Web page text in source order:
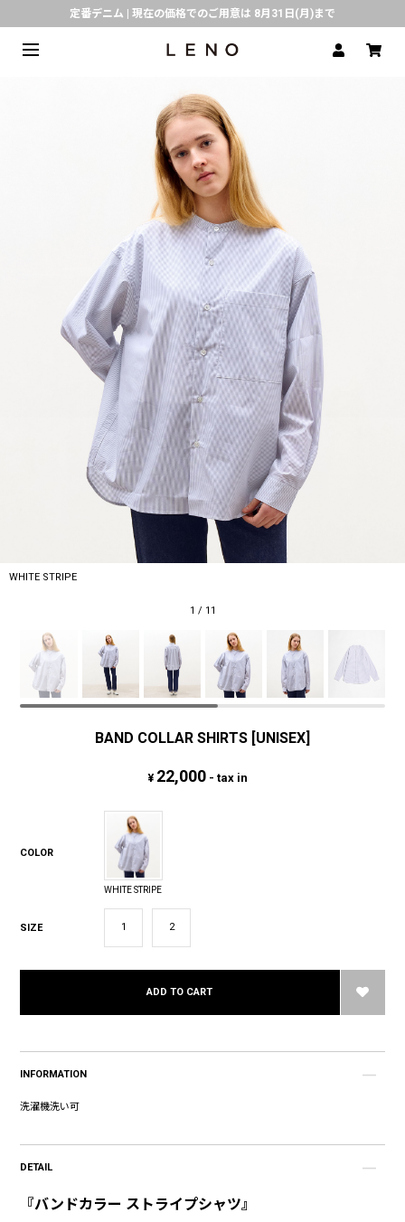
定番デニム | 現在の価格でのご用意は 8月31日(月)まで
熊本県で発生した地震の影響による配送遅延について
3月1日(水)より返品・交換 サービス開始
倉庫移転に伴う出荷業務停止およびスケジュールのご案内
BAND COLLAR SHIRTS [UNISEX]
¥ 22,000 - tax in
COLOR
WHITE STRIPE
SIZE 1 2
ADD TO CART
INFORMATION
洗濯機洗い可
DETAIL
『バンドカラー ストライプシャツ』
WHITE STRIPE
1 / 11